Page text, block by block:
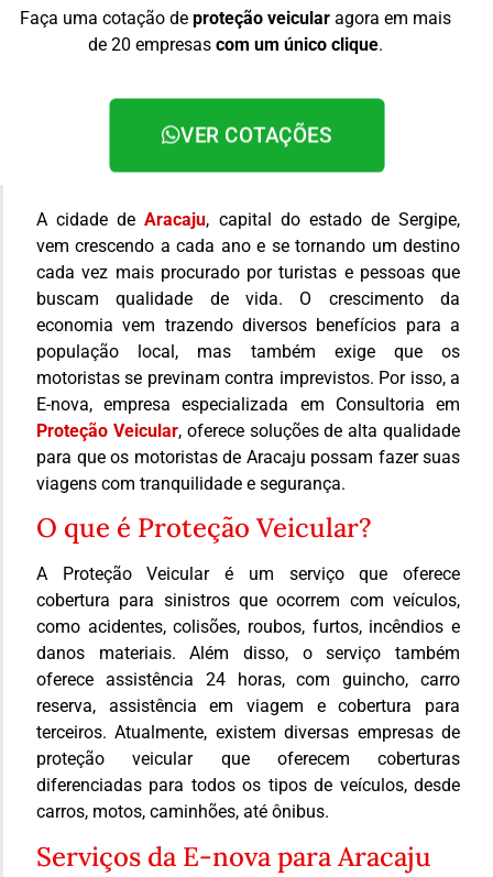
Faça uma cotação de proteção veicular agora em mais
de 20 empresas com um único clique.
VER COTAÇÕES
A cidade deAracaju, capital do estado de Sergipe,
vem crescendo a cada ano e se tornando um destino
cada vez mais procurado por turistas e pessoas que
buscam qualidade de vida. O crescimento da
economia vem trazendo diversos benefícios para a
população local, mas também exige que os
motoristas se previnam contra imprevistos. Por isso, a
E-nova, empresa especializada em Consultoria em
Proteção Veicular, oferece soluções de alta qualidade
para que os motoristas de Aracaju possam fazer suas
viagens com tranquilidade e segurança.
O que é Proteção Veicular?
A Proteção Veicular é um serviço que oferece
cobertura para sinistros que ocorrem com veículos,
como acidentes, colisões, roubos, furtos, incêndios e
danos materiais. Além disso, o serviço também
oferece assistência 24 horas, com guincho, carro
reserva, assistência em viagem e cobertura para
terceiros. Atualmente, existem diversas empresas de
proteção veicular que oferecem coberturas
diferenciadas para todos os tipos de veículos, desde
carros, motos, caminhões, até ônibus.
Serviços da E-nova para Aracaju